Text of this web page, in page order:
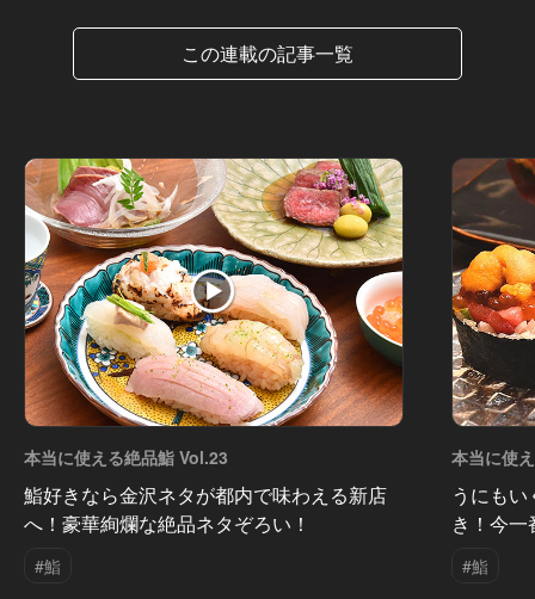
この連載の記事一覧
本当に使える絶品鮨 Vol.23
鮨好きなら金沢ネタが都内で味わえる新店
へ！豪華絢爛な絶品ネタぞろい！
#鮨
本当に使
うにも
き！今
#鮨